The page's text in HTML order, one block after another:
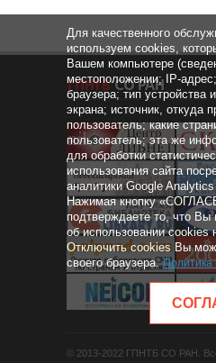
© 2013-2022 ГПНТБ СО РАН.
Для качественного
используем cookies,
Вашем компьютере
местоположении; IP-
браузера; тип устройства
экрана; источник, откуда
пользователь; какие
пользователь; эта же
для обработки
использования сайта
аналитики Google
Нажимая кнопку
подтверждаете то, что
об использовании cookies
Отключить cookies Вы
своего браузера.Политика